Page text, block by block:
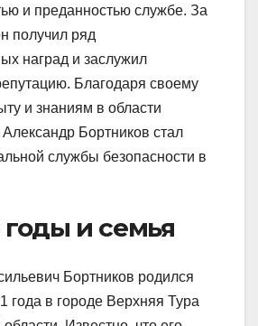
и преданностью службе. За
получил ряд
наград и заслужил
Благодаря своему
и знаниям в области
Александр Бортников стал
службы безопасности в
и семья
Бортников родился
года в городе Верхняя Тура